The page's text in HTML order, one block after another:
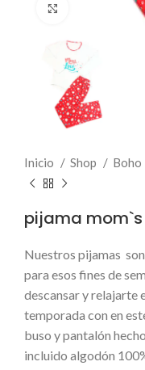
Click to
Inicio Shop Boho
pijama
Nuestros pijamas
para esos fines de
descansar y relajarte
temporada con en
buso y pantalón
incluido algodón